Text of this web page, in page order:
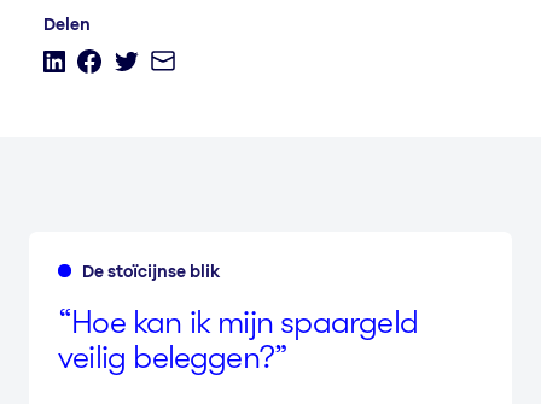
De stoïcijnse blik
“Hoe kan ik mijn spaar­geld
veilig beleggen?”